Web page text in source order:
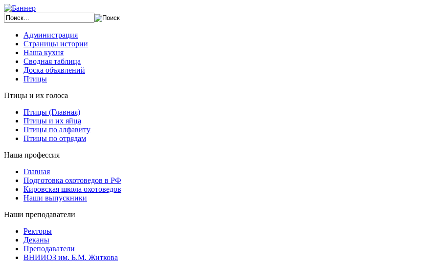
Администрация
Страницы истории
Наша кухня
Сводная таблица
Доска объявлений
Птицы
Птицы и их голоса
Птицы (Главная)
Птицы и их яйца
Птицы по алфавиту
Птицы по отрядам
Наша профессия
Главная
Подготовка охотоведов в РФ
Кировская школа охотоведов
Наши выпускники
Наши преподаватели
Ректоры
Деканы
Преподаватели
ВНИИОЗ им. Б.М. Житкова